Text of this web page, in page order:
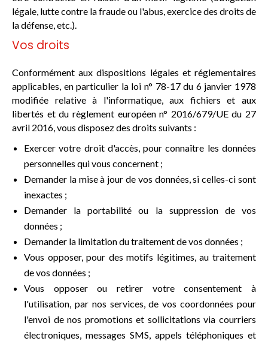
légale, lutte contre la fraude ou l'abus, exercice des droits de
la défense, etc.).
Vos droits
Conformément aux dispositions légales et réglementaires
applicables, en particulier la loi n° 78-17 du 6 janvier 1978
modifiée relative à l'informatique, aux fichiers et aux
libertés et du règlement européen n° 2016/679/UE du 27
avril 2016, vous disposez des droits suivants :
Exercer votre droit d'accès, pour connaître les données
personnelles qui vous concernent ;
Demander la mise à jour de vos données, si celles-ci sont
inexactes ;
Demander la portabilité ou la suppression de vos
données ;
Demander la limitation du traitement de vos données ;
Vous opposer, pour des motifs légitimes, au traitement
de vos données ;
Vous opposer ou retirer votre consentement à
l'utilisation, par nos services, de vos coordonnées pour
l'envoi de nos promotions et sollicitations via courriers
électroniques, messages SMS, appels téléphoniques et